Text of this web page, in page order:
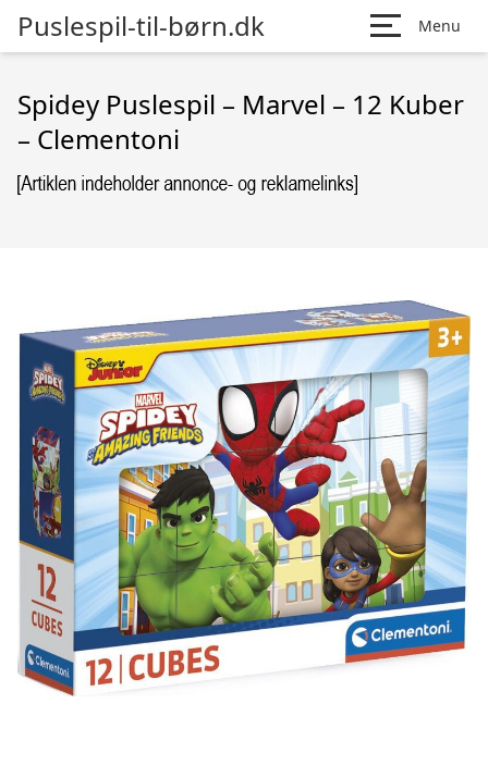
Puslespil-til-børn.dk Menu
Spidey Puslespil – Marvel – 12 Kuber
– Clementoni